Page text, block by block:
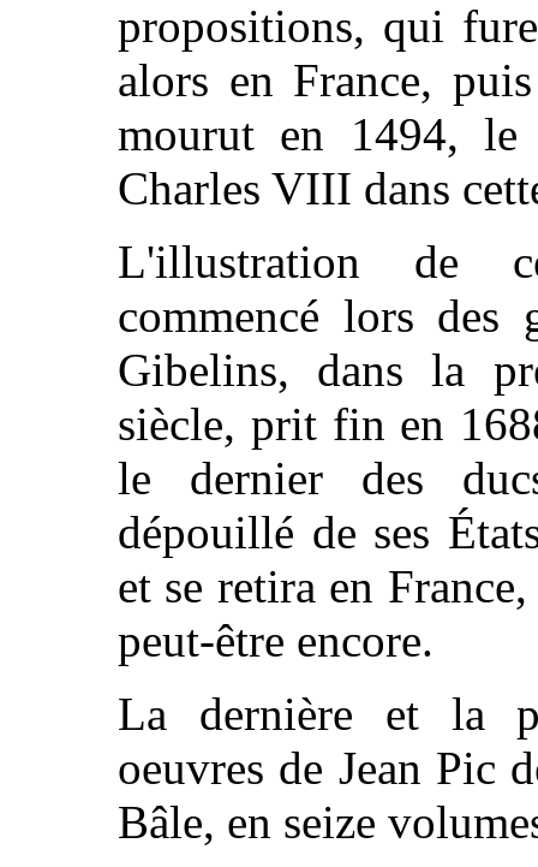
propositions, qui
alors en France,
mourut en 1494, le
Charles VIII dans
L'illustration de
commencé lors des
Gibelins, dans la
siècle, prit fin en
le dernier des
dépouillé de ses
et se retira en
peut-être encore.
La dernière et la
oeuvres de Jean Pic
Bâle, en seize